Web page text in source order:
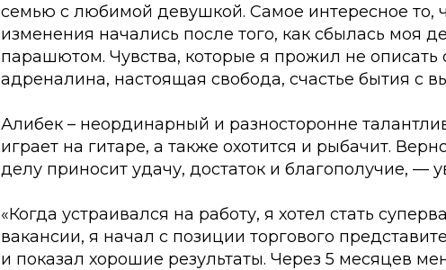
семью с любимой девушкой. Самое интересное то,
изменения начались после того, как сбылась моя
парашютом. Чувства, которые я прожил не описать
адреналина, настоящая свобода, счастье бытия с
Алибек – неординарный и разносторонне
играет на гитаре, а также охотится и рыбачит.
делу приносит удачу, достаток и благополучие, —
«Когда устраивался на работу, я хотел стать
вакансии, я начал с позиции торгового
и показал хорошие результаты. Через 5 месяцев